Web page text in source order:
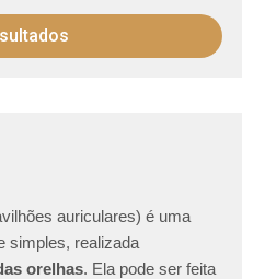
auriculares) é uma
simples, realizada
orelhas. Ela pode ser feita